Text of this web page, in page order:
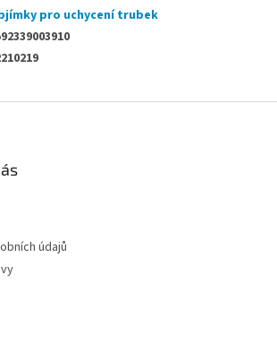
pro uchycení trubek
údajů